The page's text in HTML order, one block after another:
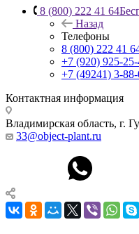
8 (800) 222 41 64
Назад
Телефоны
8 (800) 222 41
+7 (920) 925-
+7 (49241) 3-
Контактная информация
Владимирская область, г.
33@object-plant.ru